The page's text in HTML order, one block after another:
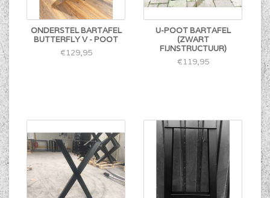
ONDERSTEL BARTAFEL
BUTTERFLY V - POOT
€129,95
U-POOT BARTAFEL
(ZWART
FIJNSTRUCTUUR)
€119,95